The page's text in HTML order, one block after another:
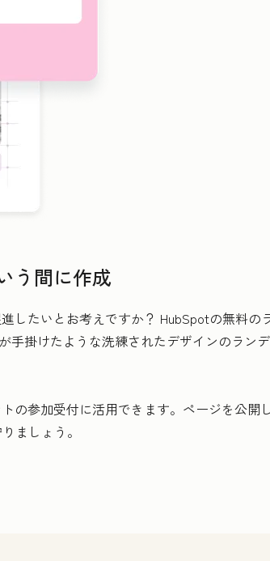
う間に作成
したいとお考えですか？ HubSpotの無料
手掛けたような洗練されたデザインのラン
の参加受付に活用できます。ページを公
ましょう。